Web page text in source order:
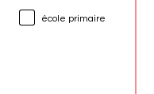
école primaire